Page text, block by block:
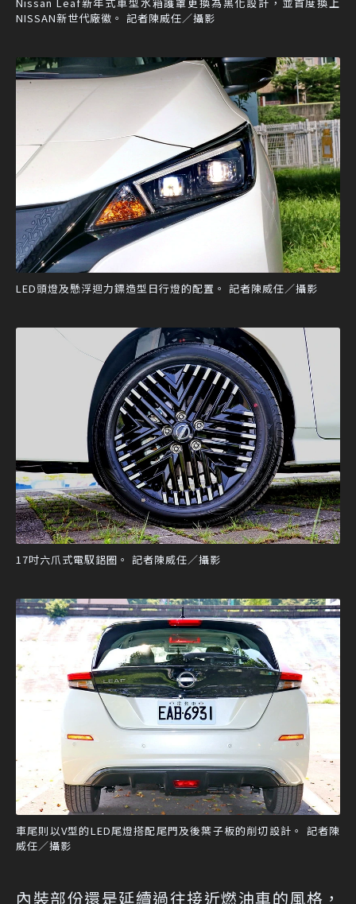
NISSAN新世代廠徽。 記者陳威任／攝影
LED頭燈及懸浮迴力鏢造型日行燈的配置。 記者陳威任／攝影
17吋六爪式電馭鋁圈。 記者陳威任／攝影
車尾則以V型的LED尾燈搭配尾門及後葉子板的削切設計。 記者陳
威任／攝影
內裝部份還是延續過往接近燃油車的風格，